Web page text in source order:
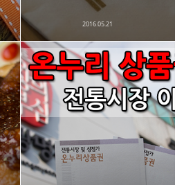
2016.05.21